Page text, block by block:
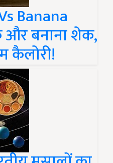
Banana
और बनाना शेक,
कैलोरी!